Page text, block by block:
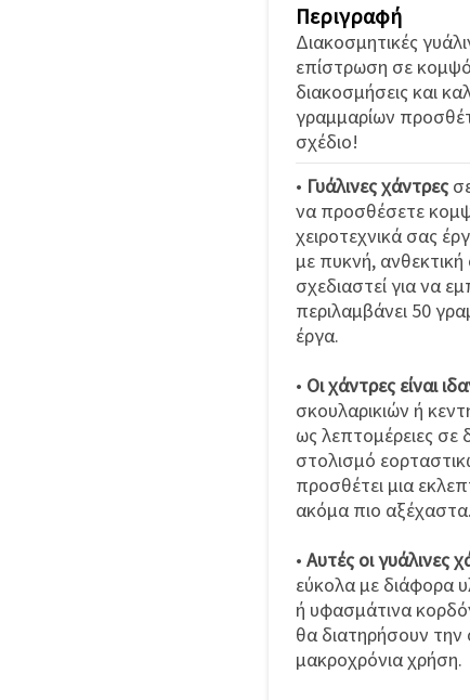
Περιγραφή
Διακοσμητικές
επίστρωση σε
διακοσμήσεις και
γραμμαρίων
σχέδιο!
• Γυάλινες χάντρες
να προσθέσετε
χειροτεχνικά σας
με πυκνή,
σχεδιαστεί για να
περιλαμβάνει 50
έργα.
• Οι χάντρες είναι
σκουλαρικιών ή
ως λεπτομέρειες σε
στολισμό
προσθέτει μια
ακόμα πιο αξέχαστα.
• Αυτές οι γυάλινες
εύκολα με διάφορα
ή υφασμάτινα
θα διατηρήσουν
μακροχρόνια χρήση.